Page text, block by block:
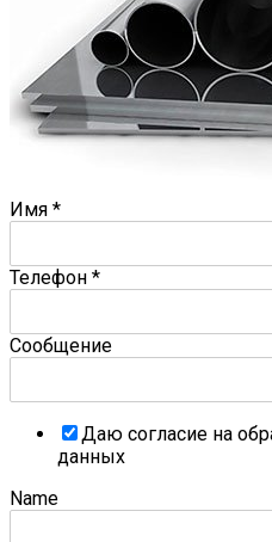
Имя *
Телефон *
Сообщение
Даю согласие на
данных
Name